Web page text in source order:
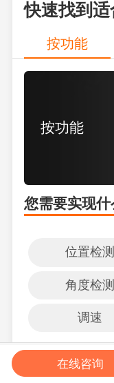
快速找到
按功能
按功能
您需要实现什
位置检测
角度检测
调速
在线咨询